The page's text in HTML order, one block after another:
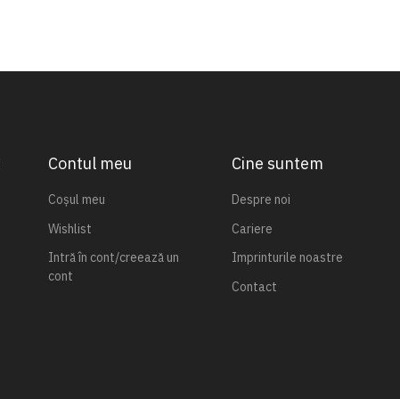
Contul meu
Coșul meu
Wishlist
Intră în cont/creează un
cont
Cine suntem
Despre noi
Cariere
Imprinturile noastre
Contact